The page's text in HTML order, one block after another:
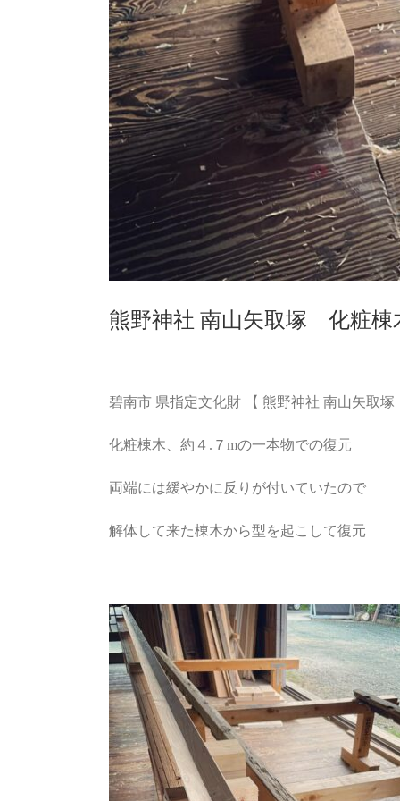
熊野神社 南山矢取塚 化粧棟
碧南市 県指定文化財 【 熊野神社 南山矢取塚
化粧棟木、約４.７mの一本物での復元
両端には緩やかに反りが付いていたので
解体して来た棟木から型を起こして復元